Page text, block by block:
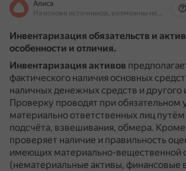
Алиса
На основе источников, возможны неточности
Инвентаризация обязательств и
особенности и отличия.
Инвентаризация активов
фактического наличия основных
наличных денежных средств и
Проверку проводят при обязательном
материально ответственных лиц
подсчёта, взвешивания, обмера. Кроме
проверяет наличие и правильность
имеющих материально-вещественной
(нематериальные активы, финансовые